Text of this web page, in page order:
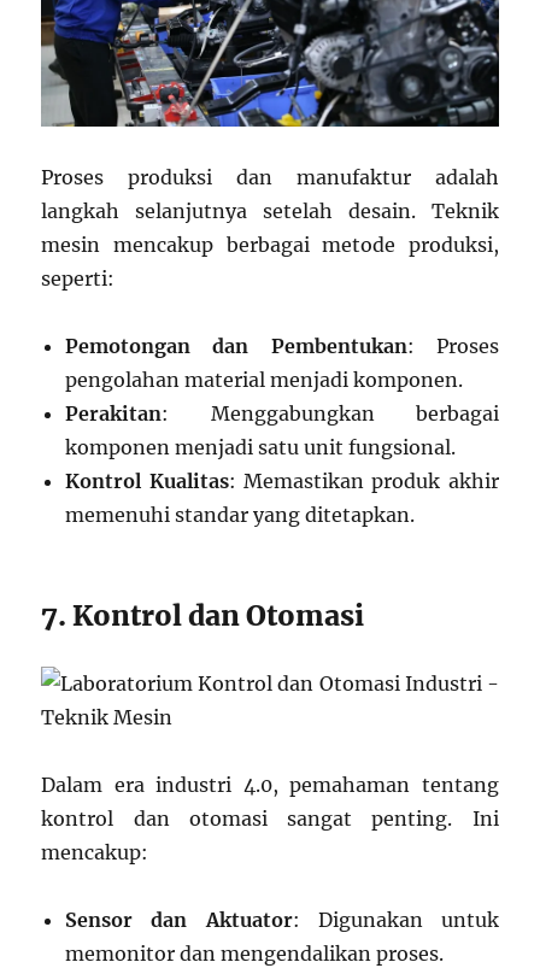
Proses produksi dan manufaktur adalah
langkah selanjutnya setelah desain. Teknik
mesin mencakup berbagai metode produksi,
seperti:
Pemotongan dan Pembentukan: Proses
pengolahan material menjadi komponen.
Perakitan: Menggabungkan berbagai
komponen menjadi satu unit fungsional.
Kontrol Kualitas: Memastikan produk akhir
memenuhi standar yang ditetapkan.
7. Kontrol dan Otomasi
Dalam era industri 4.0, pemahaman tentang
kontrol dan otomasi sangat penting. Ini
mencakup:
Sensor dan Aktuator: Digunakan untuk
memonitor dan mengendalikan proses.